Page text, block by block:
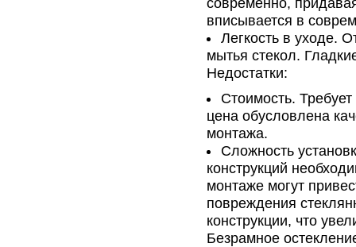
современно,
вписывается в
Легкость в уходе.
мытья стекол.
Недостатки:
Стоимость.
цена обусловлена
монтажа.
Сложность
конструкций
монтаже могут
повреждения
конструкции, что
Безрамное